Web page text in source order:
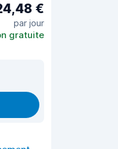
€
par jour
gratuite